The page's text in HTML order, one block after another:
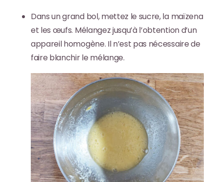
Dans un grand bol, mettez le sucre, la maïzena
et les œufs. Mélangez jusqu’à l’obtention d’un
appareil homogène. Il n’est pas nécessaire de
faire blanchir le mélange.